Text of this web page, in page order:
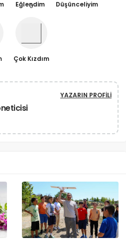
Eğlendim Düşünceliyim
0
Çok Kızdım
YAZARIN PROFILI